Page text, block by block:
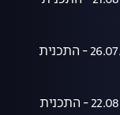
שיחת היום 26.07.26 - התכנית
שיחת היום 22.08.23 - התכנית